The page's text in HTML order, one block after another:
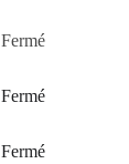
Fermé
Fermé
Fermé